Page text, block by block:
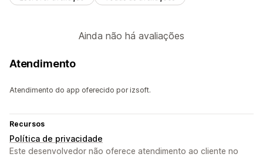
Ainda não há avaliações
Atendimento
Atendimento do app oferecido por izsoft.
Recursos
Política de privacidade
Este desenvolvedor não oferece atendimento ao cliente no